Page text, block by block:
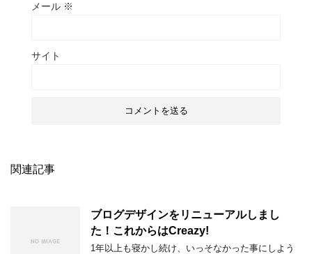
メール ※
サイト
関連記事
ブログデザインをリニューアルしまし
た！これからはCreazy!
1年以上も寝かし続け、いっそなかった事にしよう